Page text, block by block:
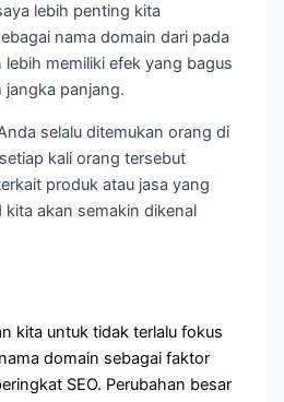
lebih penting kita
nama domain dari pada
lebih memiliki efek yang bagus
jangka panjang.
selalu ditemukan orang di
kali orang tersebut
produk atau jasa yang
kita akan semakin dikenal
kita untuk tidak terlalu fokus
domain sebagai faktor
SEO. Perubahan besar